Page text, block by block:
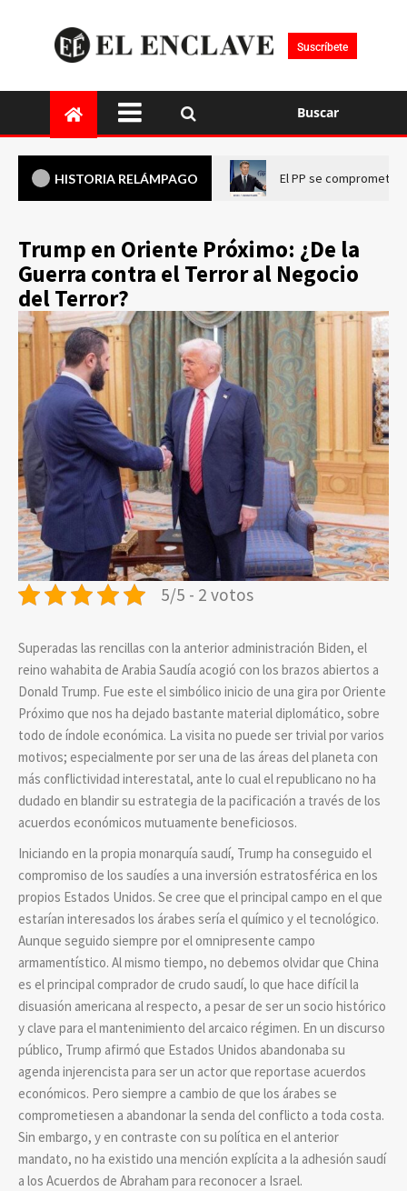
Suscríbete
Buscar
HISTORIA RELÁMPAGO El PP se compromete
Trump en Oriente Próximo: ¿De la
Guerra contra el Terror al Negocio
del Terror?
5/5 - 2 votos
Superadas las rencillas con la anterior administración Biden, el
reino wahabita de Arabia Saudía acogió con los brazos abiertos a
Donald Trump. Fue este el simbólico inicio de una gira por Oriente
Próximo que nos ha dejado bastante material diplomático, sobre
todo de índole económica. La visita no puede ser trivial por varios
motivos; especialmente por ser una de las áreas del planeta con
más conflictividad interestatal, ante lo cual el republicano no ha
dudado en blandir su estrategia de la pacificación a través de los
acuerdos económicos mutuamente beneficiosos.
Iniciando en la propia monarquía saudí, Trump ha conseguido el
compromiso de los saudíes a una inversión estratosférica en los
propios Estados Unidos. Se cree que el principal campo en el que
estarían interesados los árabes sería el químico y el tecnológico.
Aunque seguido siempre por el omnipresente campo
armamentístico. Al mismo tiempo, no debemos olvidar que China
es el principal comprador de crudo saudí, lo que hace difícil la
disuasión americana al respecto, a pesar de ser un socio histórico
y clave para el mantenimiento del arcaico régimen. En un discurso
público, Trump afirmó que Estados Unidos abandonaba su
agenda injerencista para ser un actor que reportase acuerdos
económicos. Pero siempre a cambio de que los árabes se
comprometiesen a abandonar la senda del conflicto a toda costa.
Sin embargo, y en contraste con su política en el anterior
mandato, no ha existido una mención explícita a la adhesión saudí
a los Acuerdos de Abraham para reconocer a Israel.